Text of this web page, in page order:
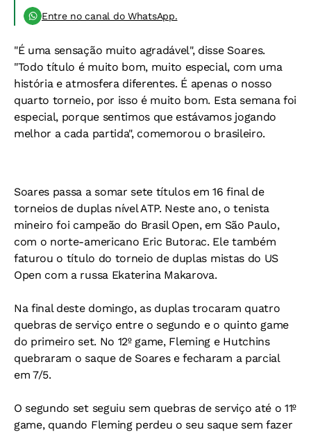
Entre no canal do WhatsApp.
"É uma sensação muito agradável", disse Soares.
"Todo título é muito bom, muito especial, com uma
história e atmosfera diferentes. É apenas o nosso
quarto torneio, por isso é muito bom. Esta semana foi
especial, porque sentimos que estávamos jogando
melhor a cada partida", comemorou o brasileiro.
Soares passa a somar sete títulos em 16 final de
torneios de duplas nível ATP. Neste ano, o tenista
mineiro foi campeão do Brasil Open, em São Paulo,
com o norte-americano Eric Butorac. Ele também
faturou o título do torneio de duplas mistas do US
Open com a russa Ekaterina Makarova.
Na final deste domingo, as duplas trocaram quatro
quebras de serviço entre o segundo e o quinto game
do primeiro set. No 12º game, Fleming e Hutchins
quebraram o saque de Soares e fecharam a parcial
em 7/5.
O segundo set seguiu sem quebras de serviço até o 11º
game, quando Fleming perdeu o seu saque sem fazer